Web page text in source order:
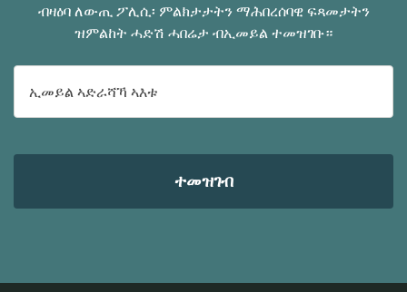
ብዛዕባ ለውጢ ፖሊሲ፡ ምልክታታትን ማሕበረሰባዊ ፍጻመታትን
ዝምልከት ሓድሽ ሓበሬታ ብኢመይል ተመዝገቡ።
ኢ-
መይል